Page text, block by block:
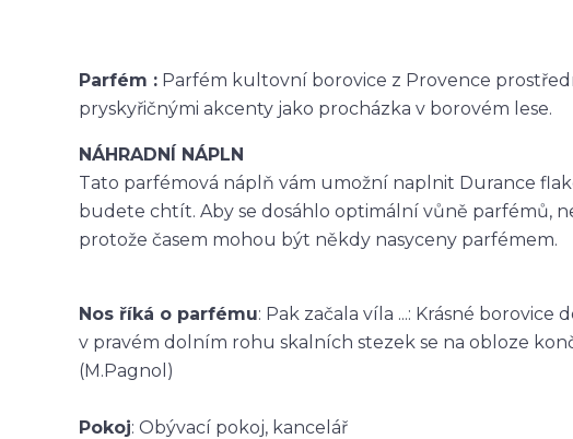
Parfém : Parfém kultovní borovice z Provence
pryskyřičnými akcenty jako procházka v borovém lese.
NÁHRADNÍ NÁPLN
Tato parfémová náplň vám umožní naplnit Durance
budete chtít. Aby se dosáhlo optimální vůně parfémů,
protože časem mohou být někdy nasyceny parfémem.
Nos říká o parfému: Pak začala víla ...: Krásné
v pravém dolním rohu skalních stezek se na obloze
(M.Pagnol)
Pokoj: Obývací pokoj, kancelář